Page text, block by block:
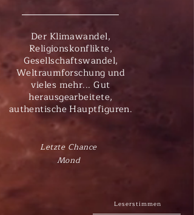
Der Klimawandel,
Religionskonflikte,
Gesellschaftswandel,
Weltraumforschung und
vieles mehr... Gut
herausgearbeitete,
authentische Hauptfiguren.
Letzte Chance
Mond
Leserstimmen